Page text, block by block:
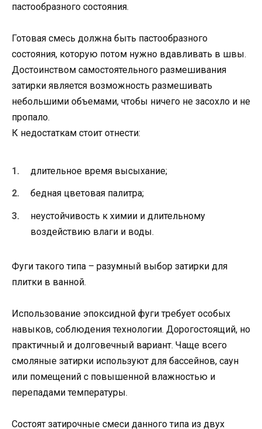
пастообразного состояния.
Готовая смесь должна быть пастообразного
состояния, которую потом нужно вдавливать в швы.
Достоинством самостоятельного размешивания
затирки является возможность размешивать
небольшими объемами, чтобы ничего не засохло и не
пропало.
К недостаткам стоит отнести:
длительное время высыхание;
бедная цветовая палитра;
неустойчивость к химии и длительному
воздействию влаги и воды.
Фуги такого типа – разумный выбор затирки для
плитки в ванной.
Использование эпоксидной фуги требует особых
навыков, соблюдения технологии. Дорогостоящий, но
практичный и долговечный вариант. Чаще всего
смоляные затирки используют для бассейнов, саун
или помещений с повышенной влажностью и
перепадами температуры.
Состоят затирочные смеси данного типа из двух